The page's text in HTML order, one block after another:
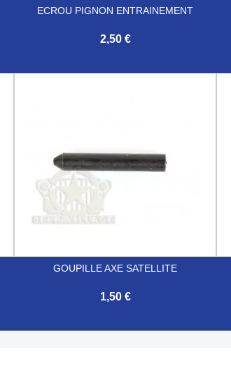
ECROU PIGNON ENTRAINEMENT
2,50 €
GOUPILLE AXE SATELLITE
1,50 €